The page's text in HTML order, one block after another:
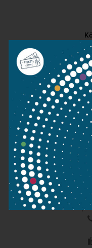
1095